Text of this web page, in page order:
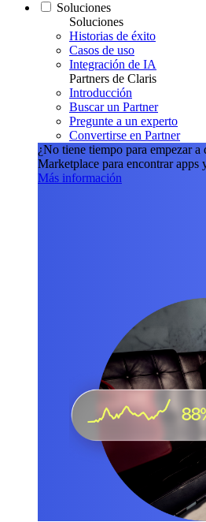
Soluciones
Soluciones
Historias de éxito
Casos de uso
Integración de IA
Partners de Claris
Introducción
Buscar un Partner
Pregunte a un experto
Convertirse en Partner
¿No tiene tiempo para empezar a
Marketplace para encontrar apps
Más información